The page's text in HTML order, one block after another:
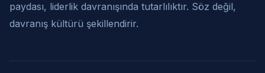
paydası, liderlik davranışında tutarlılıktır. Söz değil,
davranış kültürü şekillendirir.